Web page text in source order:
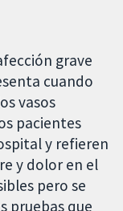
grave
cuando
vasos
pacientes
y refieren
y dolor en el
pero se
pruebas que